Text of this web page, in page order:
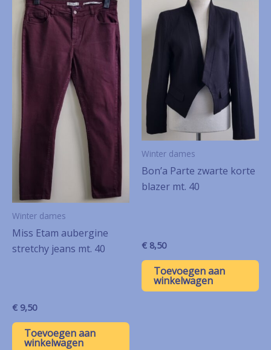
Winter dames
Miss Etam aubergine
stretchy jeans mt. 40
€ 9,50
Toevoegen aan
winkelwagen
Winter dames
Bon’a Parte zwarte korte
blazer mt. 40
€ 8,50
Toevoegen aan
winkelwagen